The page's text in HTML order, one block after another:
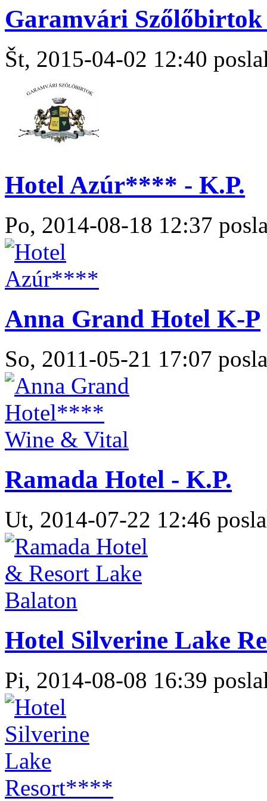
Garamvári
Št, 2015-04-02 12:40
Hotel Azúr**** - K.P.
Po, 2014-08-18 12:37
Anna Grand Hotel K-P
So, 2011-05-21 17:07
Ramada Hotel - K.P.
Ut, 2014-07-22 12:46
Hotel Silverine Lake
Pi, 2014-08-08 16:39